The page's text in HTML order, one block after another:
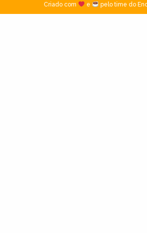
Criado com
e pelo time do